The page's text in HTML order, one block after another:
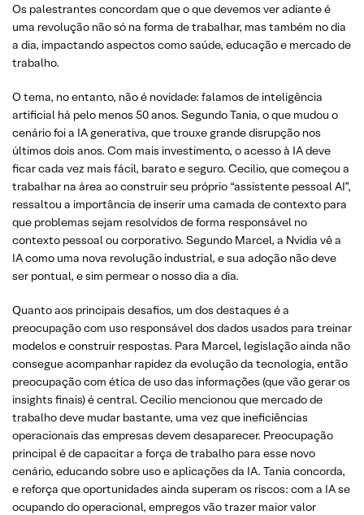
Os palestrantes concordam que o que devemos ver adiante é
uma revolução não só na forma de trabalhar, mas também no dia
a dia, impactando aspectos como saúde, educação e mercado de
trabalho.
O tema, no entanto, não é novidade: falamos de inteligência
artificial há pelo menos 50 anos. Segundo Tania, o que mudou o
cenário foi a IA generativa, que trouxe grande disrupção nos
últimos dois anos. Com mais investimento, o acesso à IA deve
ficar cada vez mais fácil, barato e seguro. Cecilio, que começou a
trabalhar na área ao construir seu próprio “assistente pessoal AI”,
ressaltou a importância de inserir uma camada de contexto para
que problemas sejam resolvidos de forma responsável no
contexto pessoal ou corporativo. Segundo Marcel, a Nvidia vê a
IA como uma nova revolução industrial, e sua adoção não deve
ser pontual, e sim permear o nosso dia a dia.
Quanto aos principais desafios, um dos destaques é a
preocupação com uso responsável dos dados usados para treinar
modelos e construir respostas. Para Marcel, legislação ainda não
consegue acompanhar rapidez da evolução da tecnologia, então
preocupação com ética de uso das informações (que vão gerar os
insights finais) é central. Cecilio mencionou que mercado de
trabalho deve mudar bastante, uma vez que ineficiências
operacionais das empresas devem desaparecer. Preocupação
principal é de capacitar a força de trabalho para esse novo
cenário, educando sobre uso e aplicações da IA. Tania concorda,
e reforça que oportunidades ainda superam os riscos: com a IA se
ocupando do operacional, empregos vão trazer maior valor